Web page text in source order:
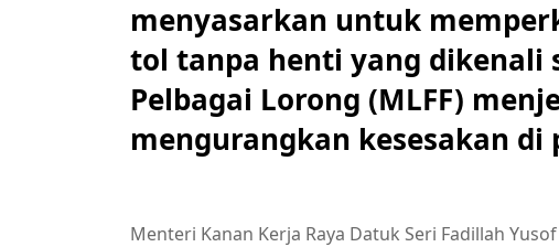
menyasarkan untuk
tol tanpa henti yang dikenali
Pelbagai Lorong (MLFF)
mengurangkan kesesakan di
Menteri Kanan Kerja Raya Datuk Seri Fadillah